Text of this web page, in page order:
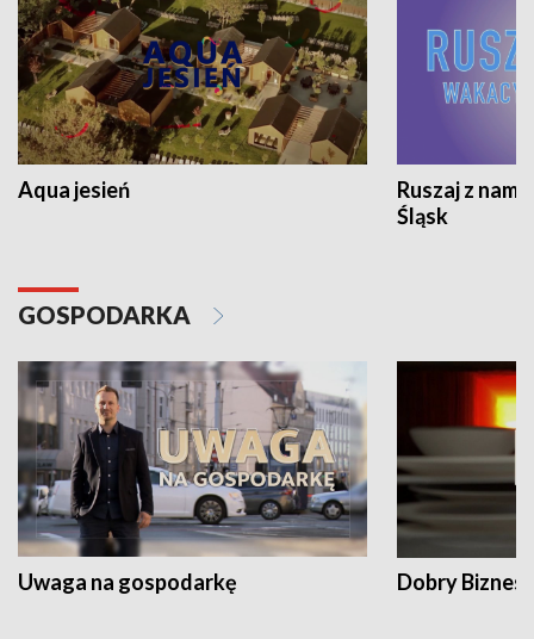
Aqua jesień
Ruszaj z
Śląsk
GOSPODARKA
Uwaga na gospodarkę Dobry Biznes